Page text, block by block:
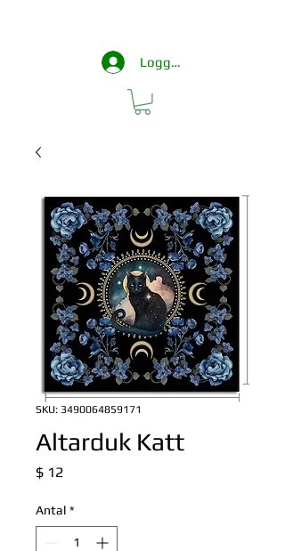
Logga in
SKU: 3490064859171
Altarduk Katt
$ 12Pris
Antal *